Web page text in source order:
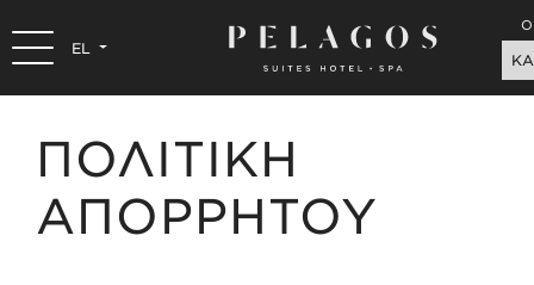
EL
ΠΟΛΙΤΙΚΗ
ΑΠΟΡΡΗΤΟΥ